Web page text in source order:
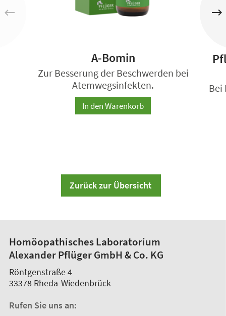
A-Bomin
Zur Besserung der Beschwerden bei
Atemwegsinfekten.
In den Warenkorb
Bei
Zurück zur Übersicht
Homöopathisches Laboratorium
Alexander Pflüger GmbH & Co. KG
Röntgenstraße 4
33378 Rheda-Wiedenbrück
Rufen Sie uns an: